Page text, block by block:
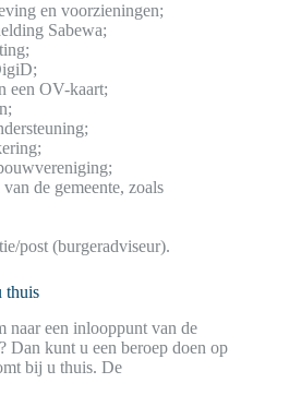
en voorzieningen;
Sabewa;
een OV-kaart;
de gemeente, zoals
post (burgeradviseur).
thuis
naar een inlooppunt van de
Dan kunt u een beroep doen op
bij u thuis. De